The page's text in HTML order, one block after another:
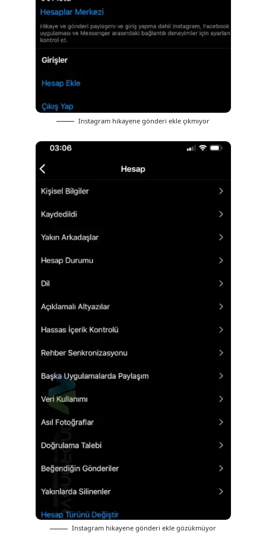
Instagram hikayene gönderi ekle çıkmıyor
Instagram hikayene gönderi ekle gözükmüyor